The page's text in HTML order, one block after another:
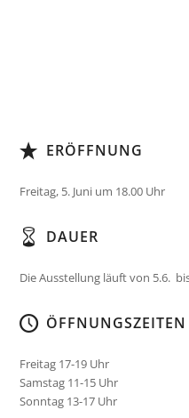
ERÖFFNUNG
Freitag, 5. Juni um 18.00 Uhr
DAUER
Die Ausstellung läuft von 5.6.
ÖFFNUNGSZEITEN
Freitag 17-19 Uhr
Samstag 11-15 Uhr
Sonntag 13-17 Uhr